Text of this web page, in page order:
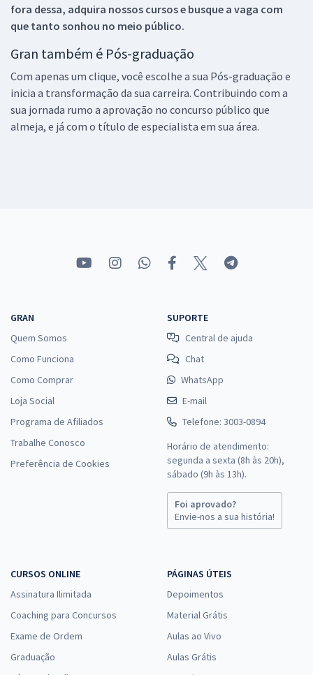
fora dessa, adquira nossos cursos e busque a vaga com
que tanto sonhou no meio público.
Gran também é Pós-graduação
Com apenas um clique, você escolhe a sua Pós-graduação e
inicia a transformação da sua carreira. Contribuindo com a
sua jornada rumo a aprovação no concurso público que
almeja, e já com o título de especialista em sua área.
GRAN
Quem Somos
Como Funciona
Como Comprar
Loja Social
Programa de Afiliados
Trabalhe Conosco
Preferência de Cookies
SUPORTE
Central de ajuda
Chat
WhatsApp
E-mail
Telefone: 3003-0894
Horário de atendimento:
segunda a sexta (8h às 20h),
sábado (9h às 13h).
Foi aprovado?
Envie-nos a sua história!
CURSOS ONLINE
Assinatura Ilimitada
Coaching para Concursos
Exame de Ordem
Graduação
PÁGINAS ÚTEIS
Depoimentos
Material Grátis
Aulas ao Vivo
Aulas Grátis